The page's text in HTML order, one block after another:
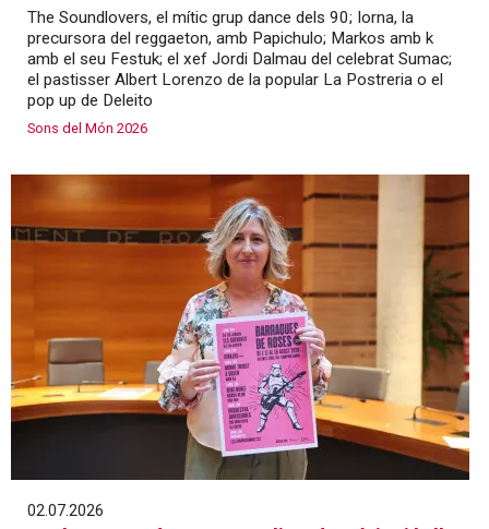
The Soundlovers, el mític grup dance dels 90; Iorna, la
precursora del reggaeton, amb Papichulo; Markos amb k
amb el seu Festuk; el xef Jordi Dalmau del celebrat Sumac;
el pastisser Albert Lorenzo de la popular La Postreria o el
pop up de Deleito
Sons del Món 2026
02.07.2026